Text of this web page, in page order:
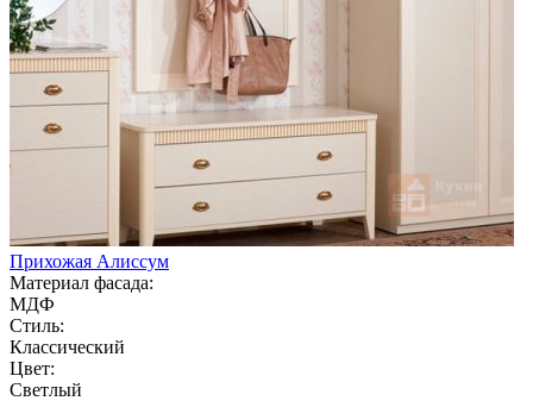
Прихожая Алиссум
Материал фасада:
МДФ
Стиль:
Классический
Цвет:
Светлый